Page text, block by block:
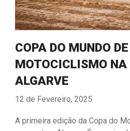
COPA DO MUNDO DE
MOTOCICLISMO
ALGARVE
12 de Fevereiro, 2025
A primeira edição da Copa do